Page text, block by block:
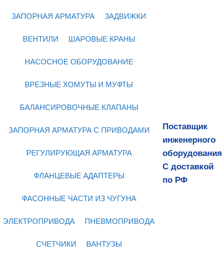
ЗАПОРНАЯ АРМАТУРА ЗАДВИЖКИ
ВЕНТИЛИ ШАРОВЫЕ КРАНЫ
НАСОСНОЕ ОБОРУДОВАНИЕ
ВРЕЗНЫЕ ХОМУТЫ И МУФТЫ
БАЛАНСИРОВОЧНЫЕ КЛАПАНЫ
ЗАПОРНАЯ АРМАТУРА С ПРИВОДАМИ
РЕГУЛИРУЮЩАЯ АРМАТУРА
ФЛАНЦЕВЫЕ АДАПТЕРЫ
ФАСОННЫЕ ЧАСТИ ИЗ ЧУГУНА
ЭЛЕКТРОПРИВОДА ПНЕВМОПРИВОДА
СЧЕТЧИКИ ВАНТУЗЫ
Поставщик
инженерного
оборудования
С доставкой
по РФ